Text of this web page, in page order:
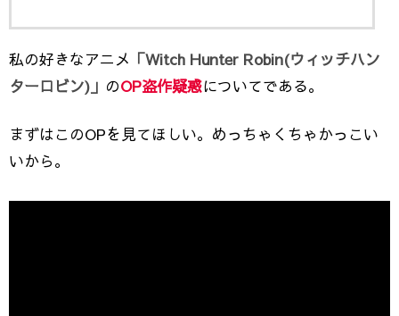
私の好きなアニメ 「Witch Hunter Robin(ウィッチハン
ターロビン)」 のOP盗作疑惑についてである。
まずはこのOPを見てほしい。めっちゃくちゃかっこい
いから。